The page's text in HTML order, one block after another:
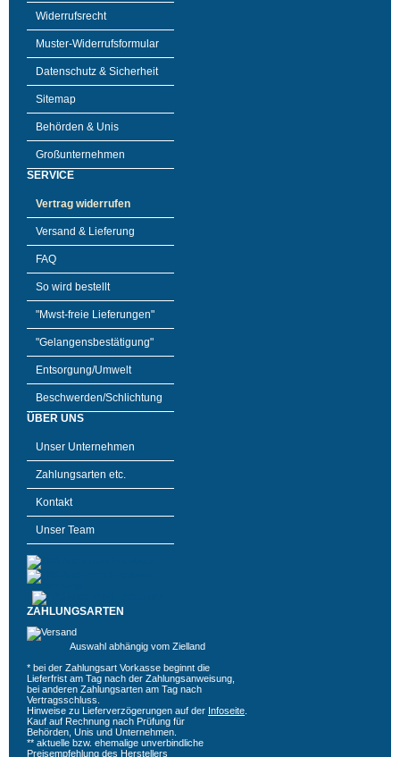
Widerrufsrecht
Muster-Widerrufsformular
Datenschutz & Sicherheit
Sitemap
Behörden & Unis
Großunternehmen
SERVICE
Vertrag widerrufen
Versand & Lieferung
FAQ
So wird bestellt
"Mwst-freie Lieferungen"
"Gelangensbestätigung"
Entsorgung/Umwelt
Beschwerden/Schlichtung
ÜBER UNS
Unser Unternehmen
Zahlungsarten etc.
Kontakt
Unser Team
ZAHLUNGSARTEN
Auswahl abhängig vom Zielland
* bei der Zahlungsart Vorkasse beginnt die
Lieferfrist am Tag nach der Zahlungsanweisung,
bei anderen Zahlungsarten am Tag nach
Vertragsschluss.
Hinweise zu Lieferverzögerungen auf der Infoseite
Kauf auf Rechnung nach Prüfung für
Behörden, Unis und Unternehmen.
** aktuelle bzw. ehemalige unverbindliche
Preisempfehlung des Herstellers